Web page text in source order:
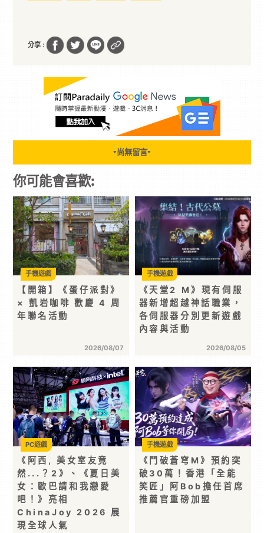
分享 :
▼ 尚無留言▼
你可能會喜歡:
【開箱】《蛋仔派對》
× 凱岩咖啡 歡慶 4 周
年聯名活動
2026/08/07
手機遊戲
《天堂2 M》現有伺服
器新增超越神話職業，
各伺服器分別更新遊戲
內容與活動
2026/08/05
手機遊戲
《阿西, 美女室友竟
然...？2》、《夏日美
女：歐巴請和我戀愛
吧！》亮相
ChinaJoy 2026 展
現全球人氣
PC遊戲
《鬥破蒼穹M》預約突
破30萬！香港「全能
笑匠」阿Bob擔任首席
推薦官重磅加盟
手機遊戲